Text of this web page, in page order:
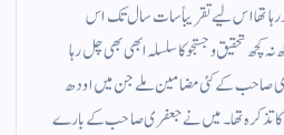
رہا تھا اس لیے تقریباً سات سال تک اس
تحقیق و جستجو کا سلسلہ ابھی بھی چل رہا
صاحب کے کئی مضامين ملے جن میں اودھ
کا تذکرہ تھا۔ میں نے جعفری صاحب کے بارے